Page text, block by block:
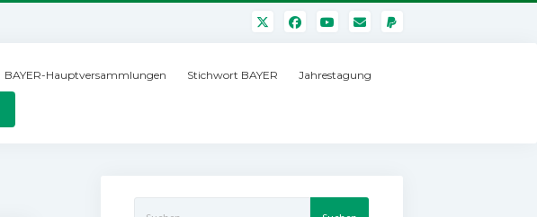
BAYER-Hauptversammlungen Stichwort BAYER Jahrestagung